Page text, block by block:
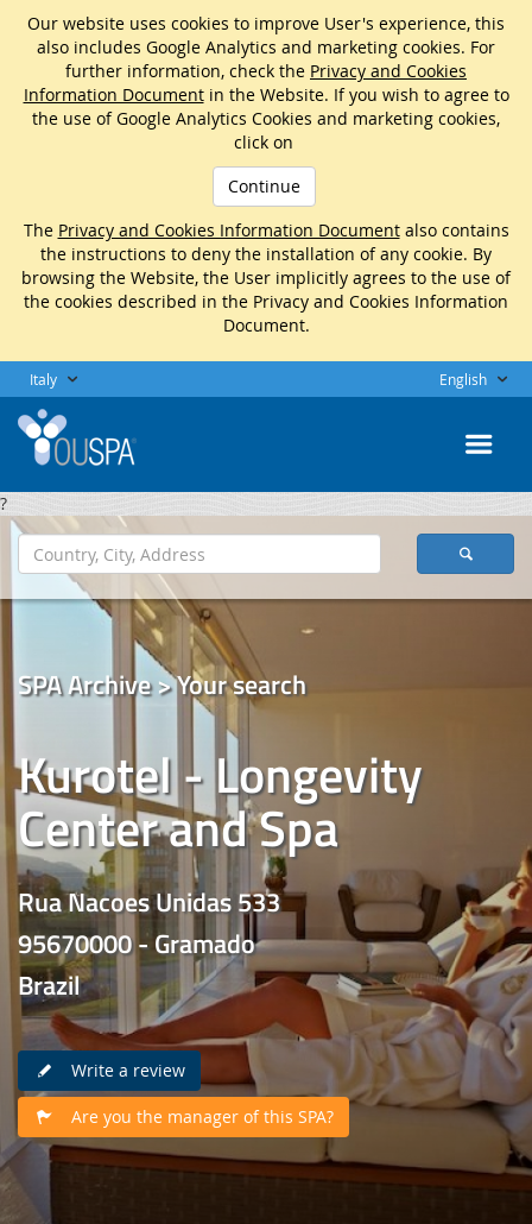
Our website uses cookies to improve User's experience, this
also includes Google Analytics and marketing cookies. For
further information, check the Privacy and Cookies
Information Documentin the Website. If you wish to agree to
the use of Google Analytics Cookies and marketing cookies,
click on
Continue
The Privacy and Cookies Information Documentalso contains
the instructions to deny the installation of any cookie. By
browsing the Website, the User implicitly agrees to the use of
the cookies described in the Privacy and Cookies Information
Document.
Italy English
?
SPA Archive > Your search
Kurotel - Longevity
Center and Spa
Rua Nacoes Unidas 533
95670000 - Gramado
Brazil
Write a review
Are you the manager of this SPA?